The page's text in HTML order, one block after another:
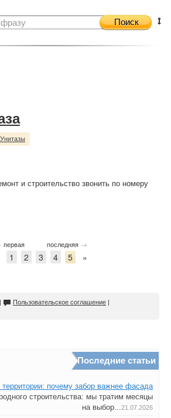
Поиск
Унитазы
и строительство звонить по номеру
первая последняя →
1 2 3 4 5 »
| Пользовательское соглашение |
Последние статьи
почему забор важнее фасада
строительства: мы тратим месяцы
на выбор...21.07.2026